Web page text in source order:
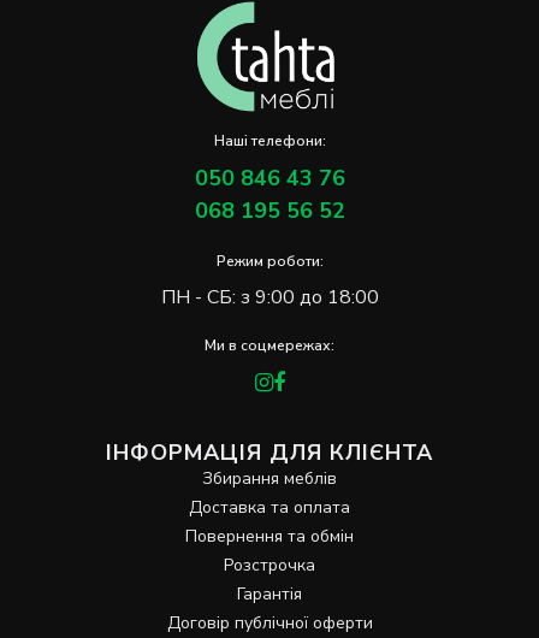
Наші телефони:
050 846 43 76
068 195 56 52
Режим роботи:
ПН - СБ: з 9:00 до 18:00
Ми в соцмережах:
ІНФОРМАЦІЯ ДЛЯ КЛІЄНТА
Збирання меблів
Доставка та оплата
Повернення та обмін
Розстрочка
Гарантія
Договір публічної оферти